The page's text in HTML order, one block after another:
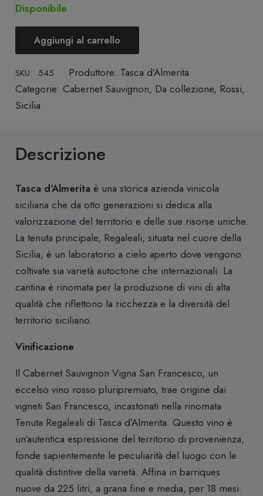
Disponibile
Sicilia
Sauvignon
San
Francesco"
Tasca
d’Almerita
quantità
Aggiungi al carrello
SKU: 545 Produttore: Tasca d’Almerita
Categorie: Cabernet Sauvignon, Da collezione, Rossi,
Sicilia
Descrizione
Tasca d’Almeritaè una storica azienda vinicola
siciliana che da otto generazioni si dedica alla
valorizzazione del territorio e delle sue risorse uniche.
La tenuta principale, Regaleali, situata nel cuore della
Sicilia, è un laboratorio a cielo aperto dove vengono
coltivate sia varietà autoctone che internazionali. La
cantina è rinomata per la produzione di vini di alta
qualità che riflettono la ricchezza e la diversità del
territorio siciliano.
Vinificazione
Il Cabernet Sauvignon Vigna San Francesco, un
eccelso vino rosso pluripremiato, trae origine dai
vigneti San Francesco, incastonati nella rinomata
Tenuta Regaleali di Tasca d’Almerita. Questo vino è
un’autentica espressione del territorio di provenienza,
fonde sapientemente le peculiarità del luogo con le
qualità distintive della varietà. Affina in barriques
nuove da 225 litri, a grana fine e media, per 18 mesi.